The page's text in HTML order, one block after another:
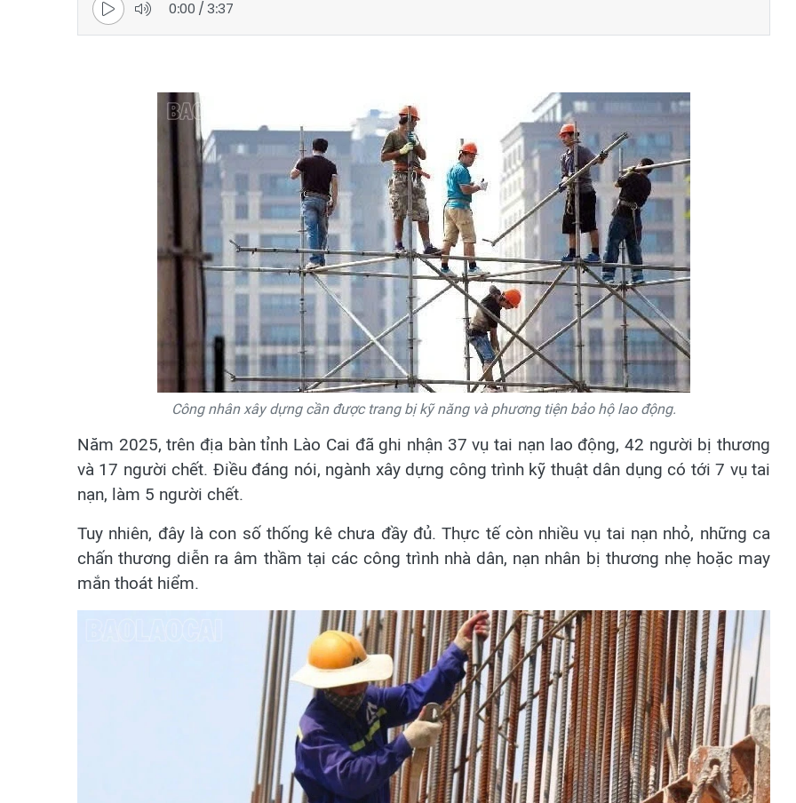
0:00 /3:37
Công nhân xây dựng cần được trang bị kỹ năng và phương tiện bảo hộ lao động.
Năm 2025, trên địa bàn tỉnh Lào Cai đã ghi nhận 37 vụ tai nạn lao động, 42 người bị thương
và 17 người chết. Điều đáng nói, ngành xây dựng công trình kỹ thuật dân dụng có tới 7 vụ tai
nạn, làm 5 người chết.
Tuy nhiên, đây là con số thống kê chưa đầy đủ. Thực tế còn nhiều vụ tai nạn nhỏ, những ca
chấn thương diễn ra âm thầm tại các công trình nhà dân, nạn nhân bị thương nhẹ hoặc may
mắn thoát hiểm.